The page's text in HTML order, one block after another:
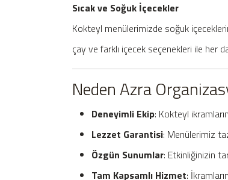
Sıcak ve Soğuk İçecekler
Kokteyl menülerimizde soğuk
çay ve farklı içecek seçenekleri ile her
Neden Azra
Deneyimli Ekip: Kokteyl
Lezzet Garantisi: Menülerimiz
Özgün Sunumlar: Etkinliğinizin
Tam Kapsamlı Hizmet: